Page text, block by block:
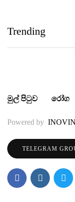
පෙළෙන් පසු
මාවතක් විවර කරයි
Trending
මුල් පිටුව රෝග
Powered by
TELEGRAM